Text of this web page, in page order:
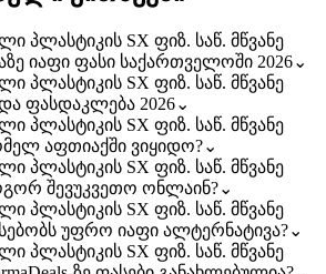
პლასტიკის SX ფიზ. საწ. მწვანე
იაფი ფასი საქართველოში 2026⌄
პლასტიკის SX ფიზ. საწ. მწვანე
ფასდაკლება 2026⌄
პლასტიკის SX ფიზ. საწ. მწვანე
აფთიაქში ვიყიდო?⌄
პლასტიკის SX ფიზ. საწ. მწვანე
შევუკვეთო ონლაინ?⌄
პლასტიკის SX ფიზ. საწ. მწვანე
უფრო იაფი ალტერნატივა?⌄
პლასტიკის SX ფიზ. საწ. მწვანე